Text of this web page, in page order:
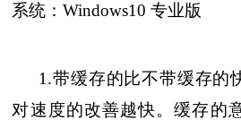
系统：Windows10 专业版
1.带缓存的比不带缓存的
对速度的改善越快。缓存的